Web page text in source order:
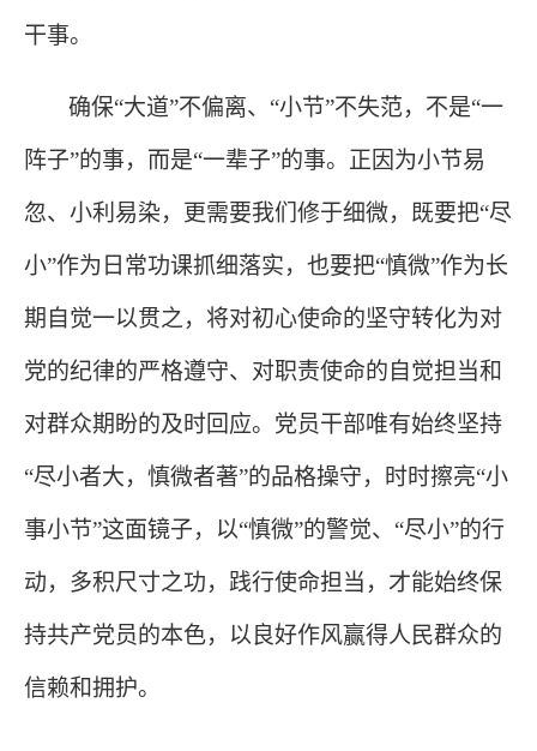
干事。
确保“大道”不偏离、“小节”不失范，不是“一
阵子”的事，而是“一辈子”的事。正因为小节易
忽、小利易染，更需要我们修于细微，既要把“尽
小”作为日常功课抓细落实，也要把“慎微”作为长
期自觉一以贯之，将对初心使命的坚守转化为对
党的纪律的严格遵守、对职责使命的自觉担当和
对群众期盼的及时回应。党员干部唯有始终坚持
“尽小者大，慎微者著”的品格操守，时时擦亮“小
事小节”这面镜子，以“慎微”的警觉、“尽小”的行
动，多积尺寸之功，践行使命担当，才能始终保
持共产党员的本色，以良好作风赢得人民群众的
信赖和拥护。